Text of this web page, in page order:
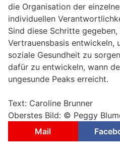
die Organisation der
individuellen
Sind diese Schritte
Vertrauensbasis entwickeln,
soziale Gesundheit zu
dafür zu entwickeln, wann
ungesunde Peaks erreicht.
Text: Caroline Brunner
Oberstes Bild: © Peggy
Mail